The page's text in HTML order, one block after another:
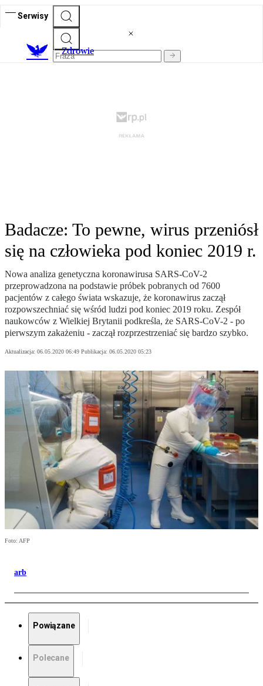
Serwisy
Zdrowie
Badacze: To pewne, wirus przeniósł
się na człowieka pod koniec 2019 r.
Nowa analiza genetyczna koronawirusa SARS-CoV-2
przeprowadzona na podstawie próbek pobranych od 7600
pacjentów z całego świata wskazuje, że koronawirus zaczął
rozpowszechniać się wśród ludzi pod koniec 2019 roku. Zespół
naukowców z Wielkiej Brytanii podkreśla, że SARS-CoV-2 - po
pierwszym zakażeniu - zaczął rozprzestrzeniać się bardzo szybko.
Aktualizacja: 06.05.2020 06:49 Publikacja: 06.05.2020 05:23
Foto: AFP
arb
Powiązane
Polecane